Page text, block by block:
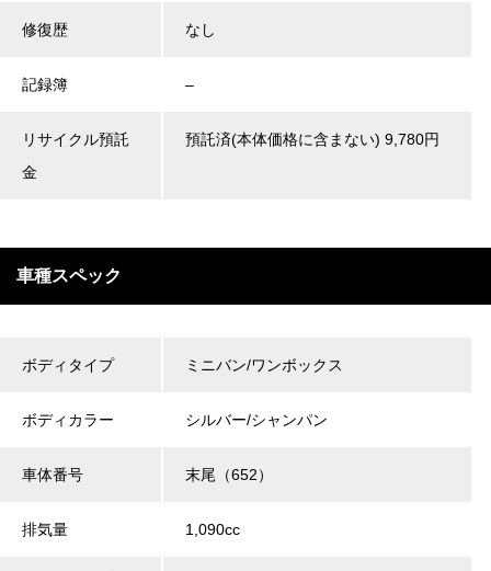
修復歴 なし
記録簿 –
リサイクル預託
金
預託済(本体価格に含まない) 9,780円
車種スペック
ボディタイプ ミニバン/ワンボックス
ボディカラー シルバー/シャンパン
車体番号 末尾（652）
排気量 1,090cc